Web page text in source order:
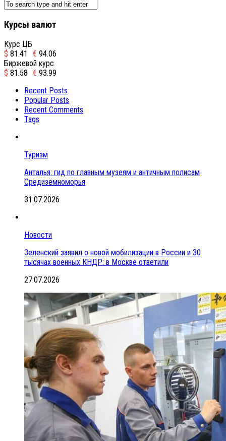
Курсы валют
Курс ЦБ
$ 81.41 € 94.06
Биржевой курс
$ 81.58 € 93.99
Recent Posts
Popular Posts
Recent Comments
Tags
Туризм
Анталья: гид по главным музеям и античным полисам
Средиземноморья
31.07.2026
Новости
Зеленский заявил о новой мобилизации в России и 30
тысячах военных КНДР: в Москве ответили
27.07.2026